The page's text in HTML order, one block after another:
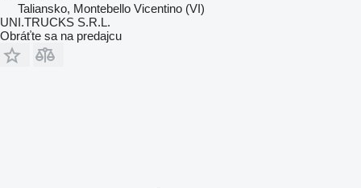
Taliansko, Montebello Vicentino (VI)
UNI.TRUCKS S.R.L.
Obráťte sa na predajcu